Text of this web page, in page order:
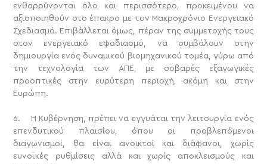
ενθαρρύνονται όλο και περισσότερο, προκειμένου να
αξιοποιηθούν στο έπακρο με τον Μακροχρόνιο Ενεργειακό
Σχεδιασμό. Επιβάλλεται όμως, πέραν της συμμετοχής τους
στον ενεργειακό εφοδιασμό, να συμβάλουν στην
δημιουργία ενός δυναμικού βιομηχανικού τομέα, γύρω από
την τεχνολογία των ΑΠΕ, με σοβαρές εξαγωγικές
προοπτικές στην ευρύτερη περιοχή, ακόμη και στην
Ευρώπη.
6. Η Κυβέρνηση, πρέπει να εγγυάται την λειτουργία ενός
επενδυτικού πλαισίου, όπου οι προβλεπόμενοι
διαγωνισμοί, θα είναι ανοικτοί και διάφανοι, χωρίς
ευνοϊκές ρυθμίσεις αλλά και χωρίς αποκλεισμούς και